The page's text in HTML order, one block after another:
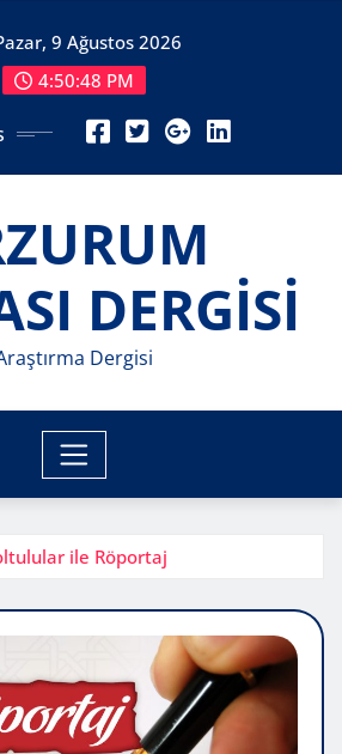
9 Ağustos 2026
4:50:50 PM
DERGİSİ
Dergisi
ile Röportaj